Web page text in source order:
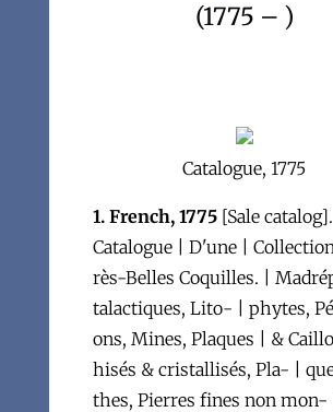
(1775 – )
Catalogue, 1775
1. French, 1775[Sale catalog].
Catalogue | D'une |
rès-Belles Coquilles. |
talactiques, Lito- | phytes,
ons, Mines, Plaques | &
hisés & cristallisés, Pla- |
thes, Pierres fines non mon-